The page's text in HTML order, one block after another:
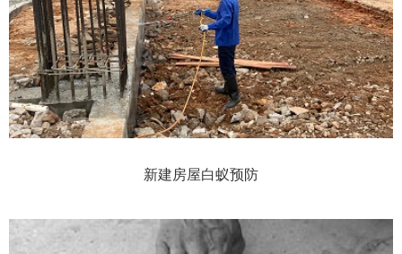
新建房屋白蚁预防